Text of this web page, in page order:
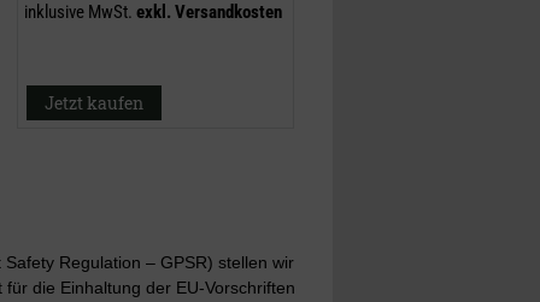
inklusive MwSt. exkl. Versandkosten
Jetzt kaufen
Regulation – GPSR) stellen wir
die Einhaltung der EU-Vorschriften